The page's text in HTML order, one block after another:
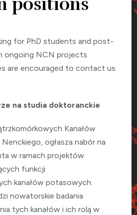
for PhD students and post-
ongoing NCN projects.
are encouraged to contact us
na studia doktoranckie
Kanałów
ogłasza nabór na
w ramach projektów
funkcji
kanałów potasowych.
nowatorskie badania
tych kanałów i ich rolą w